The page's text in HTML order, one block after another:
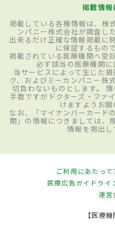
掲載情報
掲載している各種情報は、株
ンパニー株式会社が調査し
出来るだけ正確な情報掲載に
に保証するもの
掲載されている医療機関へ受
必ず該当の医療機関に
当サービスによって生じた
ク、およびミーカンパニー株
切負わないものとします。
手数ですがドクターズ・ファ
けますようお願
なお、「マイナンバーカード
関」の情報につきましては、
情報を掲出し
ご利用にあたって
医療広告ガイドライ
運営
【医療